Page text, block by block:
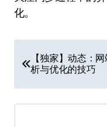
化。
章
导
航
【独家】动态：
析与优化的技巧